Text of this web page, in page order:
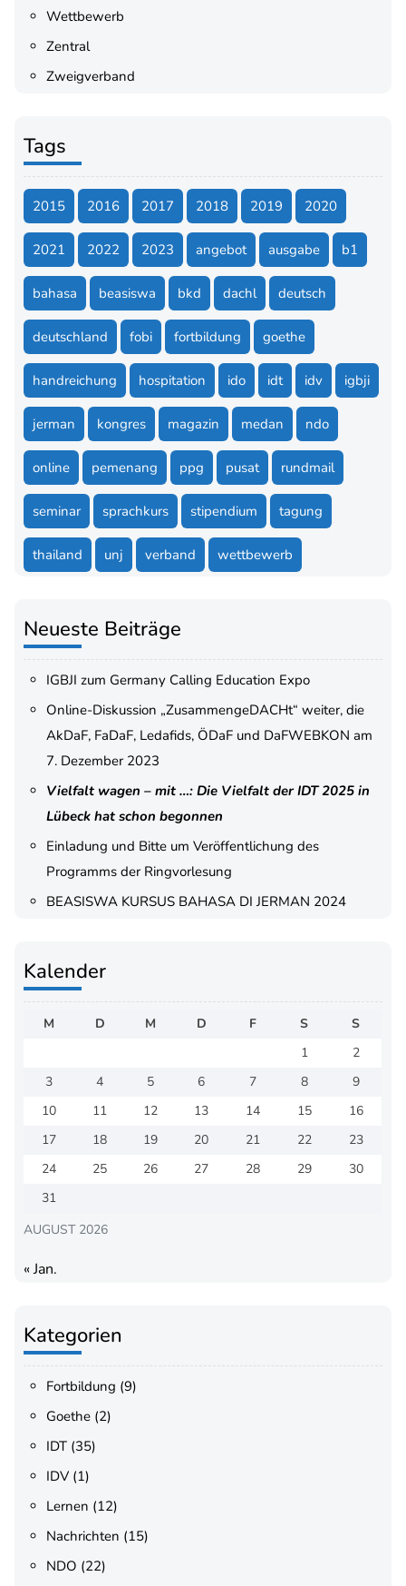
Wettbewerb
Zentral
Zweigverband
Tags
2015 2016 2017 2018 2019 2020
2021 2022 2023 angebot ausgabe b1
bahasa beasiswa bkd dachl deutsch
deutschland fobi fortbildung goethe
handreichung hospitation ido idt idv igbji
jerman kongres magazin medan ndo
online pemenang ppg pusat rundmail
seminar sprachkurs stipendium tagung
thailand unj verband wettbewerb
Neueste Beiträge
IGBJI zum Germany Calling Education Expo
Online-Diskussion „ZusammengeDACHt“ weiter, die
AkDaF, FaDaF, Ledafids, ÖDaF und DaFWEBKON am
7. Dezember 2023
Vielfalt wagen – mit …: Die Vielfalt der IDT 2025 in
Lübeck hat schon begonnen
Einladung und Bitte um Veröffentlichung des
Programms der Ringvorlesung
BEASISWA KURSUS BAHASA DI JERMAN 2024
Kalender
AUGUST 2026
M D M D F S
S
1
2
3
4 5 6 7 8
9
10
11 12 13 14 15
16
17
18 19 20 21 22
23
24
25 26 27 28 29
30
31
« Jan.
Kategorien
Fortbildung (9)
Goethe (2)
IDT (35)
IDV (1)
Lernen (12)
Nachrichten (15)
NDO (22)